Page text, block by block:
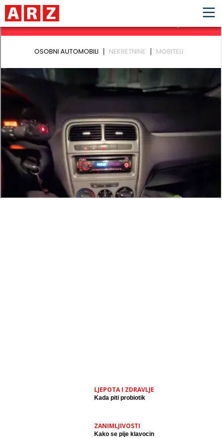
LJEPOTA I ZDRAVLJE
Kada piti probiotik
ZANIMLJIVOSTI
Kako se pije klavocin